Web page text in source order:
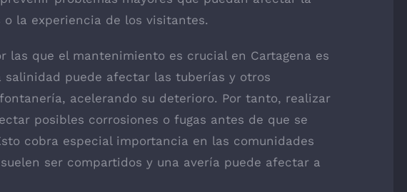
la experiencia de los visitantes.
las que el mantenimiento es crucial en Cartagena es
salinidad puede afectar las tuberías y otros
acelerando su deterioro. Por tanto, realizar
posibles corrosiones o fugas antes de que se
cobra especial importancia en las comunidades
ser compartidos y una avería puede afectar a